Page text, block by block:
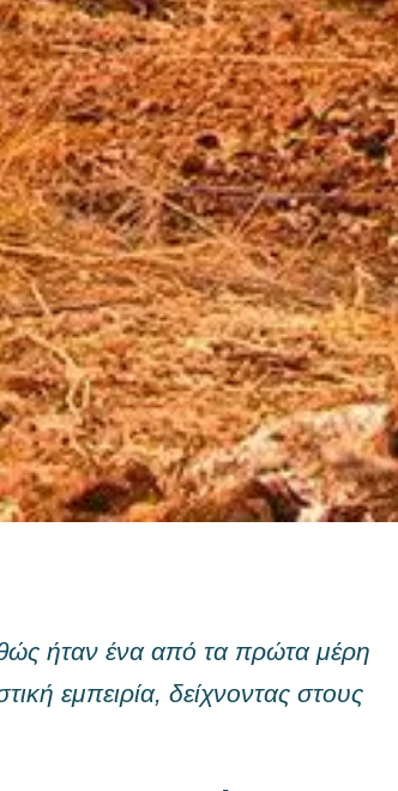
ήταν ένα από τα πρώτα μέρη
εμπειρία, δείχνοντας στους